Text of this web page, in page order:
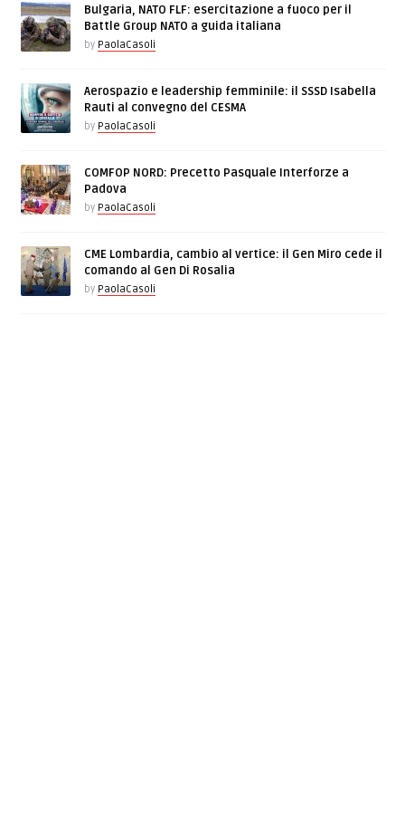
Bulgaria, NATO FLF: esercitazione a fuoco per il
Battle Group NATO a guida italiana
by PaolaCasoli
Aerospazio e leadership femminile: il SSSD Isabella
Rauti al convegno del CESMA
by PaolaCasoli
COMFOP NORD: Precetto Pasquale Interforze a
Padova
by PaolaCasoli
CME Lombardia, cambio al vertice: il Gen Miro cede il
comando al Gen Di Rosalia
by PaolaCasoli